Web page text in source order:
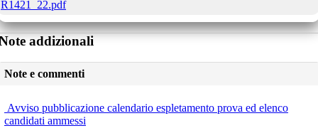
R1421_22.pdf
addizionali
Note e commenti
Avviso pubblicazione calendario espletamento prova ed elenco
candidati ammessi